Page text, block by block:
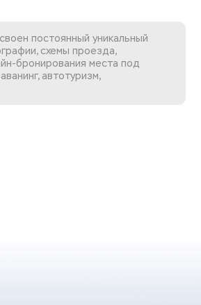
постоянный уникальный
схемы проезда,
бронирования места под
автотуризм,